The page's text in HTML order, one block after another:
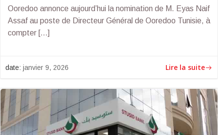
Ooredoo annonce aujourd’hui la nomination de M. Eyas Naif
Assaf au poste de Directeur Général de Ooredoo Tunisie, à
compter […]
date: janvier 9, 2026 Lire la suite